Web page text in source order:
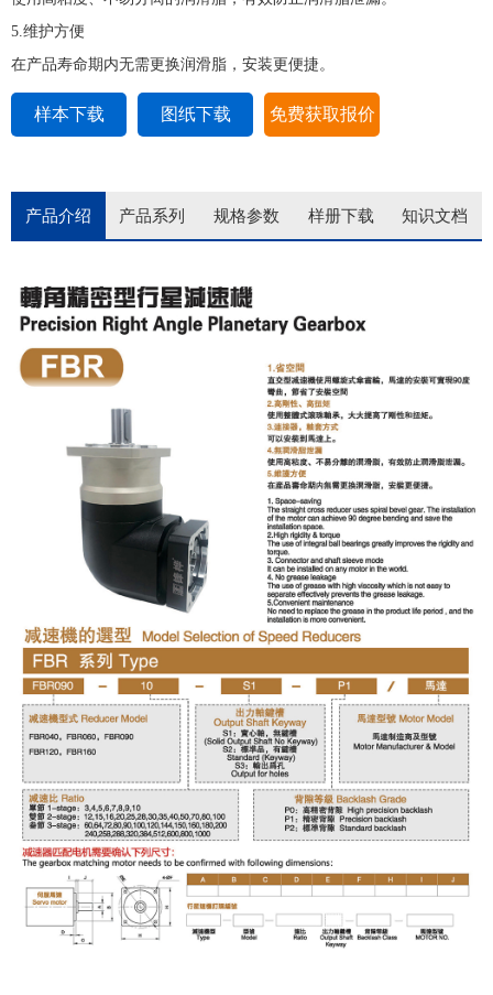
5.维护方便
在产品寿命期内无需更换润滑脂，安装更便捷。
样本下载 图纸下载 免费获取报价
产品介绍 产品系列 规格参数 样册下载 知识文档